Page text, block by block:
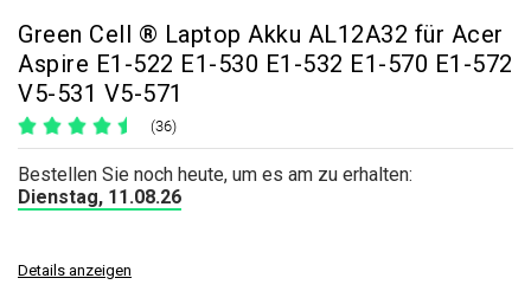
Green Cell ® Laptop Akku AL12A32 für Acer
Aspire E1-522 E1-530 E1-532 E1-570 E1-572
V5-531 V5-571
(36)
Bestellen Sie noch heute, um es am zu erhalten:
Dienstag, 11.08.26
Details anzeigen